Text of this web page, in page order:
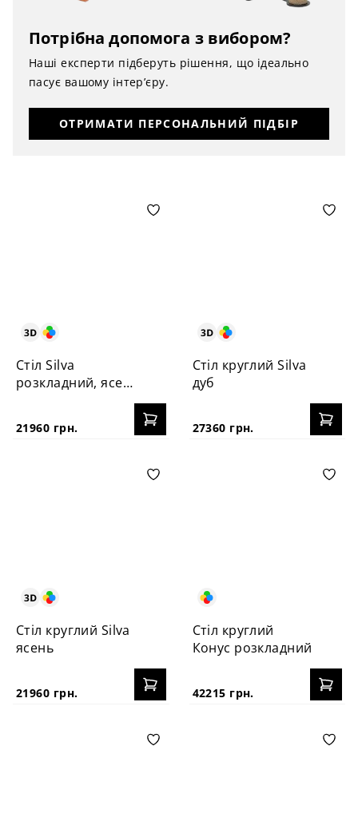
Потрібна допомога з вибором?
Наші експерти підберуть рішення, що ідеально
пасує вашому інтер’єру.
ОТРИМАТИ ПЕРСОНАЛЬНИЙ ПІДБІР
Стіл Silva
розкладний, ясен
21960 грн.
Стіл круглий Silva
дуб
27360 грн.
Стіл круглий Silva
ясень
21960 грн.
Стіл круглий
Конус розкладний
42215 грн.